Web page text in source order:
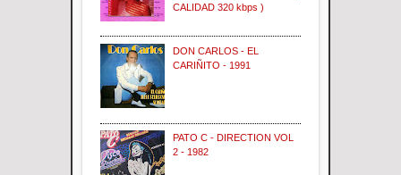
CALIDAD 320 kbps )
DON CARLOS - EL
CARIÑITO - 1991
PATO C - DIRECTION VOL
2 - 1982